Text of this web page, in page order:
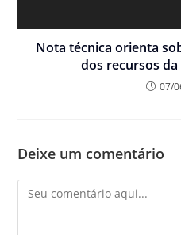
Nota técnica orienta
dos recursos
07/
Deixe um comentário